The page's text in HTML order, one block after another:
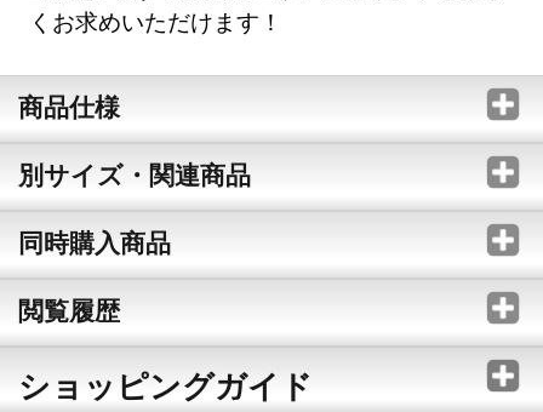
くお求めいただけます！
商品仕様
別サイズ・関連商品
同時購入商品
閲覧履歴
ショッピングガイド